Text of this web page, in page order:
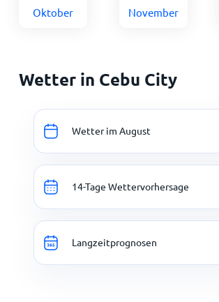
Oktober November
Wetter in Cebu City
Wetter im August
14-Tage Wettervorhersage
Langzeitprognosen